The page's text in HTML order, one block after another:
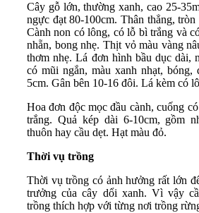
Cây gỗ lớn, thường xanh, cao 25-
ngực đạt 80-100cm. Thân thẳng, tròn
Cành non có lông, có lỗ bì trắng và
nhẵn, bong nhẹ. Thịt vỏ màu vàng
thơm nhẹ. Lá đơn hình bầu dục dài,
có mũi ngắn, màu xanh nhạt, bóng,
5cm. Gân bên 10-16 đôi. Lá kèm có
Hoa đơn độc mọc đầu cành, cuống
trắng. Quả kép dài 6-10cm, gồm
thuôn hay cầu dẹt. Hạt màu đỏ.
Thời vụ trồng
Thời vụ trồng có ảnh hưởng rất lớn
trưởng của cây dổi xanh. Vì vậy
trồng thích hợp với từng nơi trồng